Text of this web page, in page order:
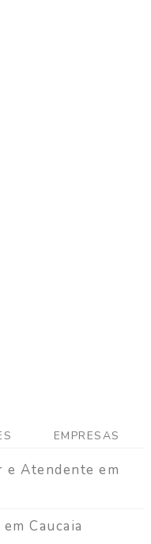
EMPRESAS
e Atendente em
Caucaia